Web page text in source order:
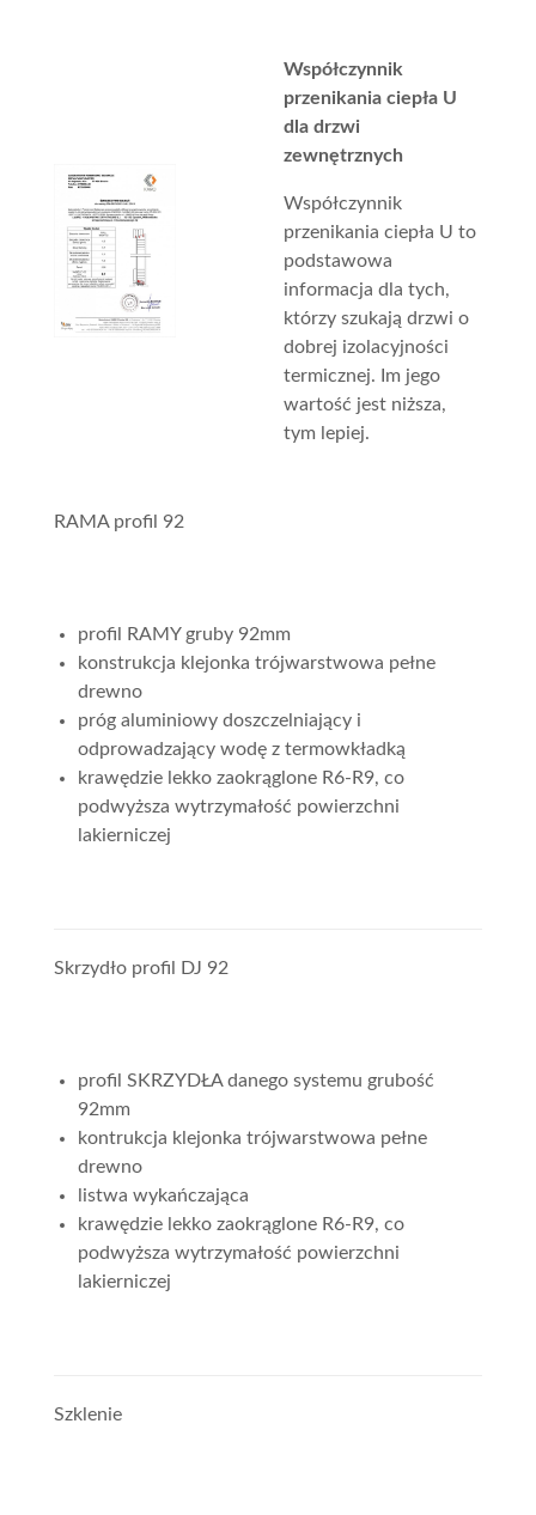
Współczynnik
przenikania ciepła U
dla drzwi
zewnętrznych
Współczynnik
przenikania ciepła U to
podstawowa
informacja dla tych,
którzy szukają drzwi o
dobrej izolacyjności
termicznej. Im jego
wartość jest niższa,
tym lepiej.
RAMA profil 92
profil RAMY gruby 92mm
konstrukcja klejonka trójwarstwowa pełne
drewno
próg aluminiowy doszczelniający i
odprowadzający wodę z termowkładką
krawędzie lekko zaokrąglone R6-R9, co
podwyższa wytrzymałość powierzchni
lakierniczej
Skrzydło profil DJ 92
profil SKRZYDŁA danego systemu grubość
92mm
kontrukcja klejonka trójwarstwowa pełne
drewno
listwa wykańczająca
krawędzie lekko zaokrąglone R6-R9, co
podwyższa wytrzymałość powierzchni
lakierniczej
Szklenie